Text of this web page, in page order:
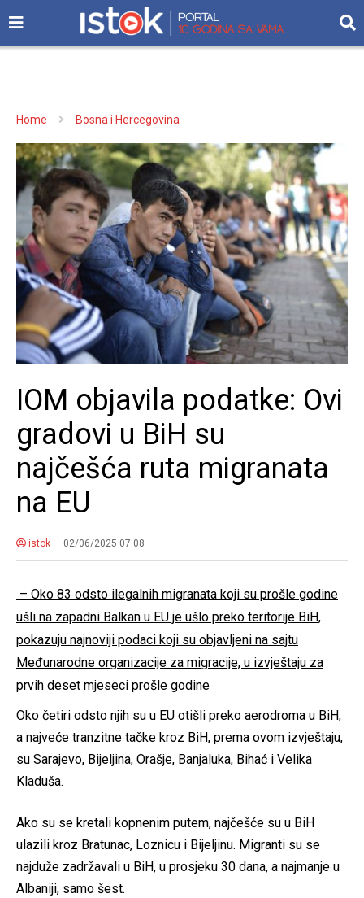
Home Bosna i Hercegovina
IOM objavila podatke: Ovi
gradovi u BiH su
najčešća ruta migranata
na EU
istok 02/06/2025 07:08
– Oko 83 odsto ilegalnih migranata koji su prošle godine
ušli na zapadni Balkan u EU je ušlo preko teritorije BiH,
pokazuju najnoviji podaci koji su objavljeni na sajtu
Međunarodne organizacije za migracije, u izvještaju za
prvih deset mjeseci prošle godine
Oko četiri odsto njih su u EU otišli preko aerodroma u BiH,
a najveće tranzitne tačke kroz BiH, prema ovom izvještaju,
su Sarajevo, Bijeljina, Orašje, Banjaluka, Bihać i Velika
Kladuša.
Ako su se kretali kopnenim putem, najčešće su u BiH
ulazili kroz Bratunac, Loznicu i Bijeljinu. Migranti su se
najduže zadržavali u BiH, u prosjeku 30 dana, a najmanje u
Albaniji, samo šest.